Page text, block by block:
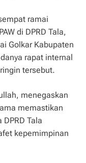
ramai
di DPRD Tala,
Golkar Kabupaten
rapat internal
tersebut.
menegaskan
memastikan
Tala
kepemimpinan